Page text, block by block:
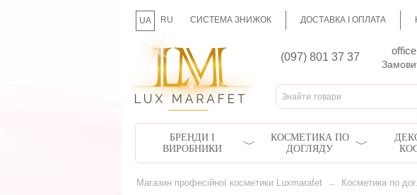
UA RU СИСТЕМА ЗНИЖОК ДОСТАВКА І ОПЛАТА
(097) 801 37 37
БРЕНДИ І
ВИРОБНИКИ
КОСМЕТИКА ПО
ДОГЛЯДУ
Магазин професійної косметики Luxmarafet → Косметика по